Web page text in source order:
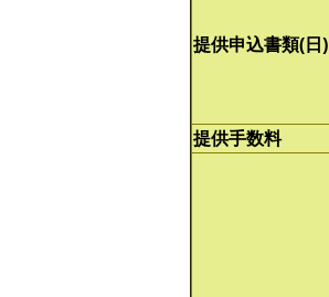
提供申込書類(日)
提供手数料